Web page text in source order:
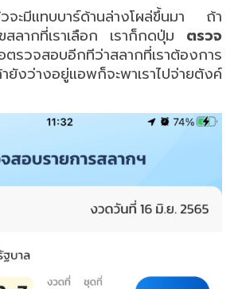
วจะมีแทบบาร์ด้านล่างโผล่ขึ้นมา ถ้า
สลากที่เราเลือก เราก็กดปุ่ม ตรวจ
ตรวจสอบอีกทีว่าสลากที่เราต้องการ
ว่างอยู่แอพก็จะพาเราไปจ่ายตังค์